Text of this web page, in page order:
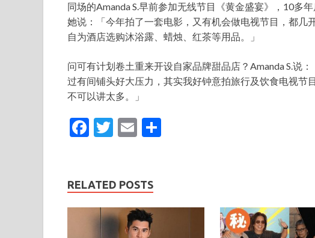
同场的Amanda S.早前参加无线节目《黄金盛宴》，10多
她说：「今年拍了一套电影，又有机会做电视节目，都几
自为酒店选购沐浴露、蜡烛、红茶等用品。」
问可有计划卷土重来开设自家品牌甜品店？Amanda S.说
过有间铺头好大压力，其实我好钟意拍旅行及饮食电视节
不可以讲太多。」
F
b
o
o
T
er
E
l
RELATED POSTS